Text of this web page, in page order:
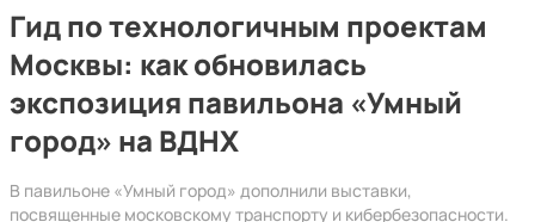
Гид по технологичным проектам
Москвы: как обновилась
экспозиция павильона «Умный
город» на ВДНХ
В павильоне «Умный город» дополнили выставки,
посвященные московскому транспорту и кибербезопасности.